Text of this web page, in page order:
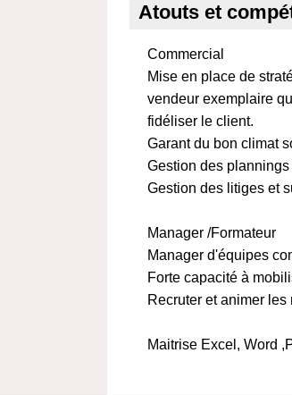
Atouts et
Commercial
Mise en place de
vendeur exemplaire
fidéliser le client.
Garant du bon climat
Gestion des
Gestion des litiges et
Manager /Formateur
Manager d'équipes
Forte capacité à
Recruter et animer
Maitrise Excel, Word